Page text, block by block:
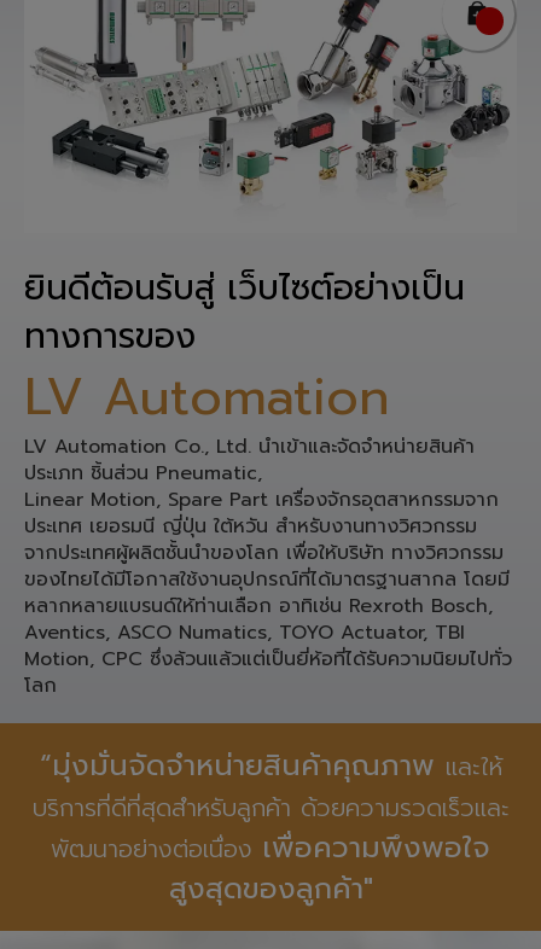
ยินดีต้อนรับสู่ เว็บไซต์อย่างเป็น
ทางการของ
LV Automation
LV Automation Co., Ltd. นำเข้าและจัดจำหน่ายสินค้า
ประเภท ชิ้นส่วน Pneumatic,
Linear Motion, Spare Part เครื่องจักรอุตสาหกรรมจาก
ประเทศ เยอรมนี ญี่ปุ่น ใต้หวัน สำหรับงานทางวิศวกรรม
จากประเทศผู้ผลิตชั้นนำของโลก เพื่อให้บริษัท ทางวิศวกรรม
ของไทยได้มีโอกาสใช้งานอุปกรณ์ที่ได้มาตรฐานสากล โดยมี
หลากหลายแบรนด์ให้ท่านเลือก อาทิเช่น Rexroth Bosch,
Aventics, ASCO Numatics, TOYO Actuator, TBI
Motion, CPC ซึ่งล้วนแล้วแต่เป็นยี่ห้อที่ได้รับความนิยมไปทั่ว
โลก
“มุ่งมั่นจัดจำหน่ายสินค้าคุณภาพและให้
บริการที่ดีที่สุดสำหรับลูกค้า ด้วยความรวดเร็วและ
พัฒนาอย่างต่อเนื่อง
เพื่อความพึงพอใจ